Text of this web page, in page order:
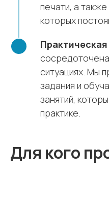
печати, а
которых
ситуациях. Мы
задания и
занятий,
практике.
Для кого